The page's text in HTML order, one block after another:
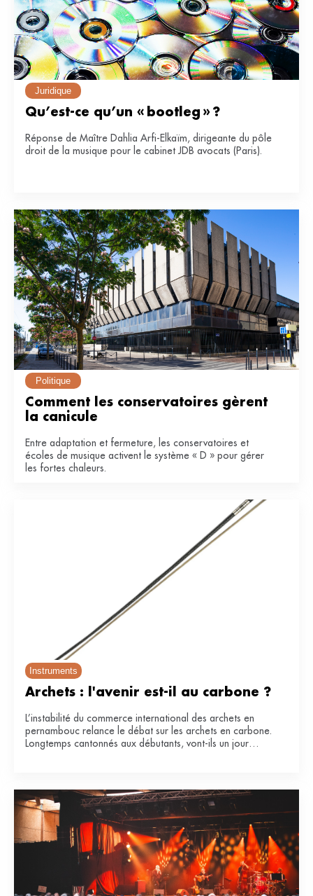
Juridique
Qu’est-ce qu’un « bootleg » ?
Réponse de Maître Dahlia Arfi-Elkaïm, dirigeante du pôle
droit de la musique pour le cabinet JDB avocats (Paris).
Politique
Comment les conservatoires gèrent
la canicule
Entre adaptation et fermeture, les conservatoires et
écoles de musique activent le système « D » pour gérer
les fortes chaleurs.
Instruments
Archets : l'avenir est-il au carbone ?
L’instabilité du commerce international des archets en
pernambouc relance le débat sur les archets en carbone.
Longtemps cantonnés aux débutants, vont-ils un jour